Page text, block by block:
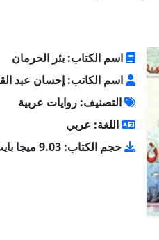
اسم الكتاب: بئر الحرمان
اسم الكاتب: إحسان عبد
التصنيف: روايات عربية
اللغة: عربي
حجم الكتاب: 9.03 ميجا بايت